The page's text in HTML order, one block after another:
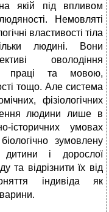
якій під впливом
Немовляті
властивості тіла
людині. Вони
оволодіння
праці та мовою,
тощо. Але система
фізіологічних
людини лише в
історичних умовах
зумовлену
дитини і дорослої
та відрізнити їх від
індивіда як